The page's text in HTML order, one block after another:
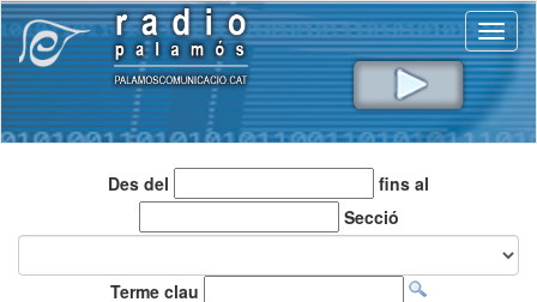
Des del
fins al
Secció
Terme clau